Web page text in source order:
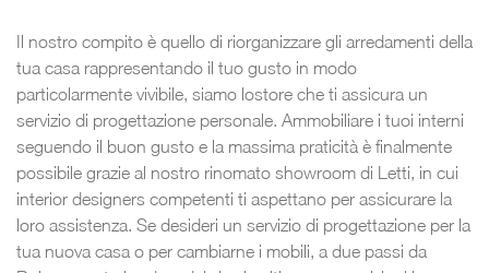
Il nostro compito è quello di riorganizzare gli arredamenti della
tua casa rappresentando il tuo gusto in modo
particolarmente vivibile, siamo lostore che ti assicura un
servizio di progettazione personale. Ammobiliare i tuoi interni
seguendo il buon gusto e la massima praticità è finalmente
possibile grazie al nostro rinomato showroom di Letti, in cui
interior designers competenti ti aspettano per assicurare la
loro assistenza. Se desideri un servizio di progettazione per la
tua nuova casa o per cambiarne i mobili, a due passi da